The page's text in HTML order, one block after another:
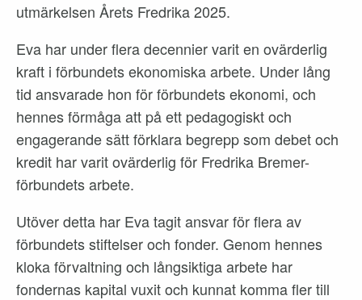
utmärkelsen Årets Fredrika 2025.
Eva har under flera decennier varit en ovärderlig
kraft i förbundets ekonomiska arbete. Under lång
tid ansvarade hon för förbundets ekonomi, och
hennes förmåga att på ett pedagogiskt och
engagerande sätt förklara begrepp som debet och
kredit har varit ovärderlig för Fredrika Bremer-
förbundets arbete.
Utöver detta har Eva tagit ansvar för flera av
förbundets stiftelser och fonder. Genom hennes
kloka förvaltning och långsiktiga arbete har
fondernas kapital vuxit och kunnat komma fler till